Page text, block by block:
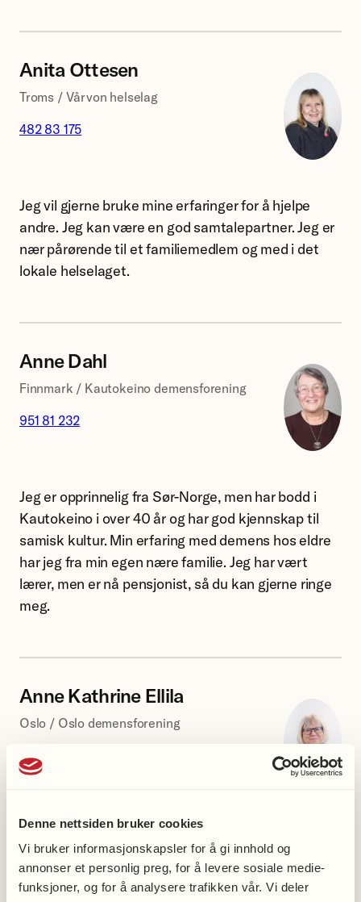
Denne nettsiden bruker cookies
Vi bruker informasjonskapsler for å gi innhold og
annonser et personlig preg, for å levere sosiale medie-
funksjoner, og for å analysere trafikken vår. Vi deler
januar
2020.
Anita
Anita Ottesen
Troms / Vårvon helselag
482 83 175
Jeg vil gjerne bruke mine erfaringer for å hjelpe
andre. Jeg kan være en god samtalepartner. Jeg er
nær pårørende til et familiemedlem og med i det
lokale helselaget.
for
folkehelsen
Anne Dahl
Finnmark / Kautokeino demensforening
951 81 232
Jeg er opprinnelig fra Sør-Norge, men har bodd i
Kautokeino i over 40 år og har god kjennskap til
samisk kultur. Min erfaring med demens hos eldre
har jeg fra min egen nære familie. Jeg har vært
lærer, men er nå pensjonist, så du kan gjerne ringe
meg.
Kathrine
Ellila.
Anne Kathrine Ellila
Oslo / Oslo demensforening
913 96 122
Samboeren min har demens med Lewy legeme.
Det opplevdes som ganske ensomt i begynnelsen.
Det var en ukjent diagnose for de fleste, og det er
ikke alt man ønsker å dele, selv ikke med sine barn